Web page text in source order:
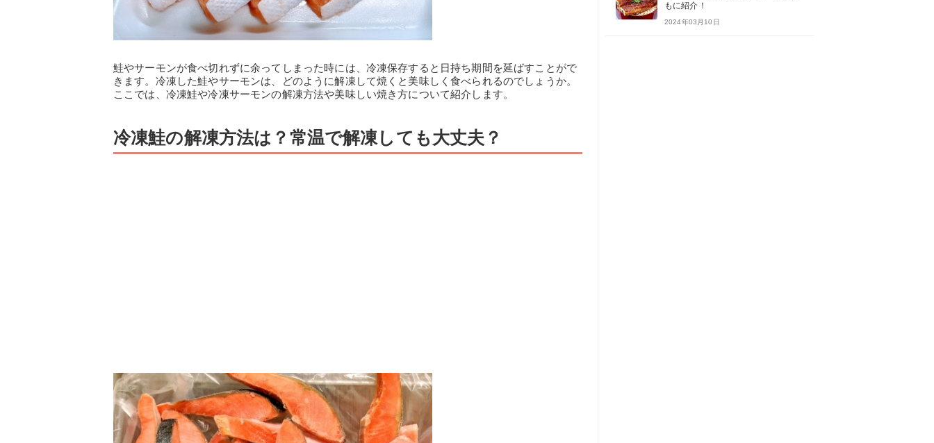
鮭やサーモンが食べ切れずに余ってしまった時には、冷凍保存すると日持ち期間を延ばすことがで
きます。冷凍した鮭やサーモンは、どのように解凍して焼くと美味しく食べられるのでしょうか。
ここでは、冷凍鮭や冷凍サーモンの解凍方法や美味しい焼き方について紹介します。
冷凍鮭の解凍方法は？常温で解凍しても大丈夫？
もに紹介！
2024年03月10日